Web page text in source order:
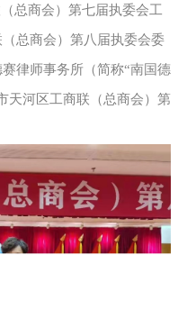
总商会）第七届执委会工
总商会）第八届执委会委
律师事务所（简称“南国德
天河区工商联（总商会）第